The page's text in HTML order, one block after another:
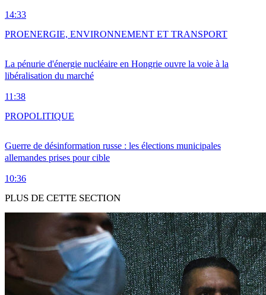
14:33
La pénurie d'énergie nucléaire en Hongrie ouvre la voie à la
libéralisation du marché
11:38
PROENERGIE, ENVIRONNEMENT ET TRANSPORT
Guerre de désinformation russe : les élections municipales
allemandes prises pour cible
10:36
PROPOLITIQUE
PLUS DE CETTE SECTION